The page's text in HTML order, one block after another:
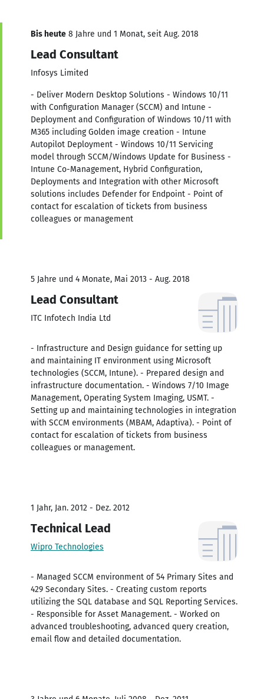
Bis heute 8 Jahre und 1 Monat, seit Aug. 2018
Lead Consultant
Infosys Limited
- Deliver Modern Desktop Solutions - Windows 10/11
with Configuration Manager (SCCM) and Intune -
Deployment and Configuration of Windows 10/11 with
M365 including Golden image creation - Intune
Autopilot Deployment - Windows 10/11 Servicing
model through SCCM/Windows Update for Business -
Intune Co-Management, Hybrid Configuration,
Deployments and Integration with other Microsoft
solutions includes Defender for Endpoint - Point of
contact for escalation of tickets from business
colleagues or management
5 Jahre und 4 Monate, Mai 2013 - Aug. 2018
Lead Consultant
ITC Infotech India Ltd
- Infrastructure and Design guidance for setting up
and maintaining IT environment using Microsoft
technologies (SCCM, Intune). - Prepared design and
infrastructure documentation. - Windows 7/10 Image
Management, Operating System Imaging, USMT. -
Setting up and maintaining technologies in integration
with SCCM environments (MBAM, Adaptiva). - Point of
contact for escalation of tickets from business
colleagues or management.
1 Jahr, Jan. 2012 - Dez. 2012
Technical Lead
Wipro Technologies
- Managed SCCM environment of 54 Primary Sites and
429 Secondary Sites. - Creating custom reports
utilizing the SQL database and SQL Reporting Services.
- Responsible for Asset Management. - Worked on
advanced troubleshooting, advanced query creation,
email flow and detailed documentation.